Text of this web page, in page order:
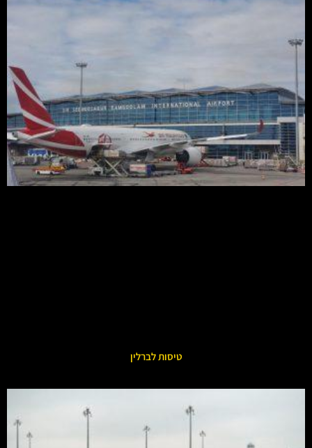
טיסות לברלין